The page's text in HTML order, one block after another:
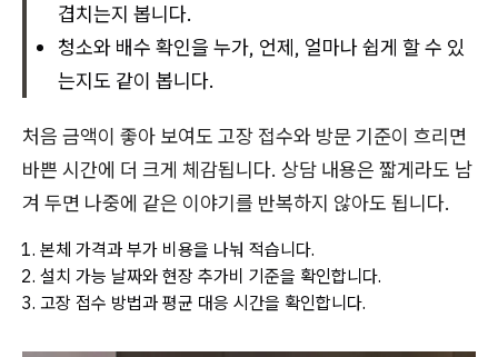
겹치는지 봅니다.
청소와 배수 확인을 누가, 언제, 얼마나 쉽게 할 수 있
는지도 같이 봅니다.
처음 금액이 좋아 보여도 고장 접수와 방문 기준이 흐리면
바쁜 시간에 더 크게 체감됩니다. 상담 내용은 짧게라도 남
겨 두면 나중에 같은 이야기를 반복하지 않아도 됩니다.
본체 가격과 부가 비용을 나눠 적습니다.
설치 가능 날짜와 현장 추가비 기준을 확인합니다.
고장 접수 방법과 평균 대응 시간을 확인합니다.